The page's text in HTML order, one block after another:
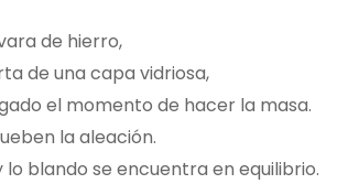
de hierro,
de una capa vidriosa,
el momento de hacer la masa.
la aleación.
lo blando se encuentra en equilibrio.